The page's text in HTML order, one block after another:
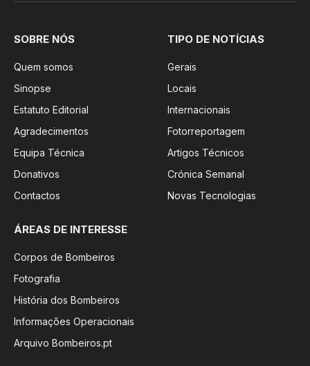
SOBRE NÓS
Quem somos
Sinopse
Estatuto Editorial
Agradecimentos
Equipa Técnica
Donativos
Contactos
TIPO DE NOTÍCIAS
Gerais
Locais
Internacionais
Fotorreportagem
Artigos Técnicos
Crónica Semanal
Novas Tecnologias
ÁREAS DE INTERESSE
Corpos de Bombeiros
Fotografia
História dos Bombeiros
Informações Operacionais
Arquivo Bombeiros.pt